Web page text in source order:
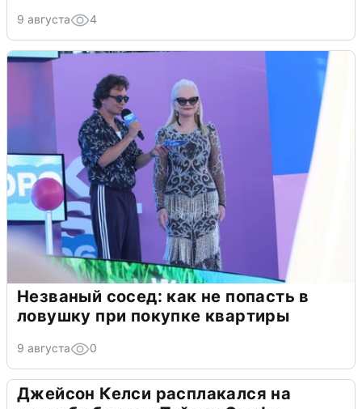
9 августа 4
Незваный сосед: как не попасть в
ловушку при покупке квартиры
9 августа 0
Джейсон Келси расплакался на